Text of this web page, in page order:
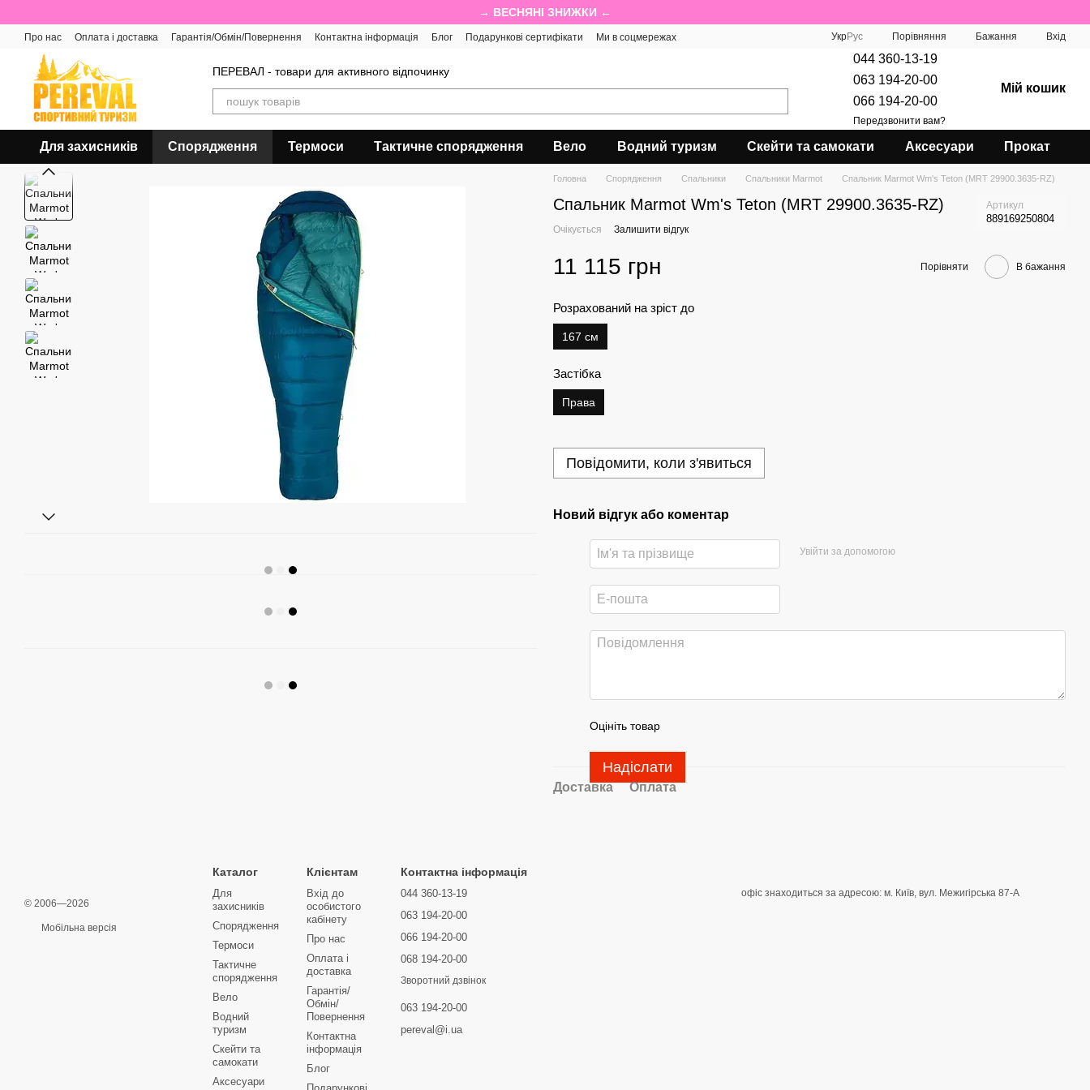
→ ВЕСНЯНІ ЗНИЖКИ ←
Про нас Оплата і доставка Гарантія/Обмін/Повернення Контактна інформація Блог Подарункові сертифікати
Ми в соцмережах
Відгуки про магазин
УкрРус Порівняння Бажання Вхід
ПЕРЕВАЛ - товари для активного відпочинку
044 360-13-19
063 194-20-00
066 194-20-00
Передзвонити вам?
Мій кошик
Для захисників Спорядження Термоси Тактичне спорядження Вело Водний туризм Скейти та самокати Аксесуари Прокат
Головна Спорядження Спальники Спальники Marmot Спальник Marmot Wm's Teton (MRT 29900.3635-RZ)
Спальник Marmot Wm's Teton (MRT 29900.3635-RZ) Артикул
889169250804
Очікується Залишити відгук
11 115 грн Порівняти В бажання
Розрахований на зріст до
167 см
Застібка
Права
Повідомити, коли з'явиться
Новий відгук або коментар
Увійти за допомогою
Оцініть товар
Надіслати
Доставка Оплата
© 2006—2026
Мобільна версія
Каталог
Для
захисників
Спорядження
Термоси
Тактичне
спорядження
Вело
Водний
туризм
Скейти та
самокати
Аксесуари
Клієнтам
Вхід до
особистого
кабінету
Про нас
Оплата і
доставка
Гарантія/
Обмін/
Повернення
Контактна
інформація
Блог
Контактна інформація
044 360-13-19
063 194-20-00
066 194-20-00
068 194-20-00
Зворотний дзвінок
063 194-20-00
pereval@i.ua
офіс знаходиться за адресою: м. Київ, вул. Межигірська 87-А